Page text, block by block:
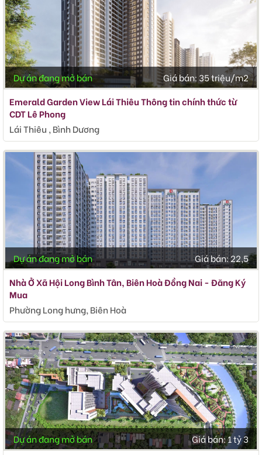
Dự án đang mở bán Giá bán: 35 triệu/m2
Emerald Garden View Lái Thiêu Thông tin chính thức từ
CDT Lê Phong
Lái Thiêu , Bình Dương
Dự án đang mở bán Giá bán:22,5
Nhà Ở Xã Hội Long Bình Tân, Biên Hoà Đồng Nai - Đăng Ký
Mua
Phường Long hưng, Biên Hoà
Dự án đang mở bán Giá bán:1 tỷ 3